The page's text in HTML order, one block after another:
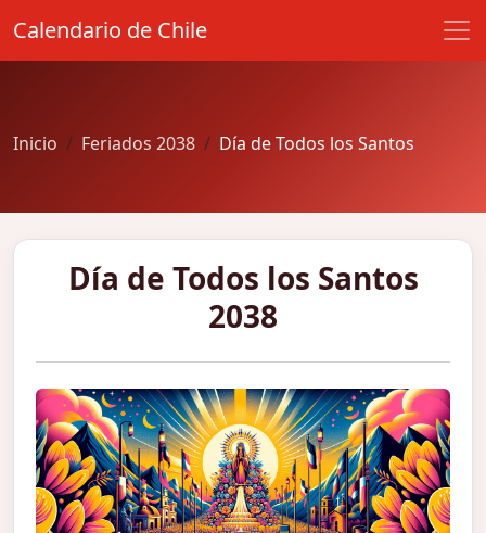
Calendario de Chile
Inicio Feriados 2038 Día de Todos los Santos
Día de Todos los Santos
2038